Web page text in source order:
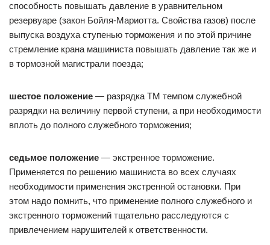
способность повышать давление в уравнительном
резервуаре (закон Бойля-Мариотта. Свойства газов) после
выпуска воздуха ступенью торможения и по этой причине
стремление крана машиниста повышать давление так же и
в тормозной магистрали поезда;
шестое положение — разрядка ТМ темпом служебной
разрядки на величину первой ступени, а при необходимости
вплоть до полного служебного торможения;
седьмое положение — экстренное торможение.
Применяется по решению машиниста во всех случаях
необходимости применения экстренной остановки. При
этом надо помнить, что применение полного служебного и
экстренного торможений тщательно расследуются с
привлечением нарушителей к ответственности.